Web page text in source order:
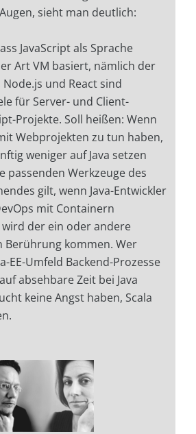
sieht man deutlich:
JavaScript als Sprache
Art VM basiert, nämlich der
und React sind
für Server- und Client-
Projekte. Soll heißen: Wenn
Webprojekten zu tun haben,
weniger auf Java setzen
passenden Werkzeuge des
gilt, wenn Java-Entwickler
mit Containern
der ein oder andere
Berührung kommen. Wer
EE-Umfeld Backend-Prozesse
absehbare Zeit bei Java
keine Angst haben, Scala